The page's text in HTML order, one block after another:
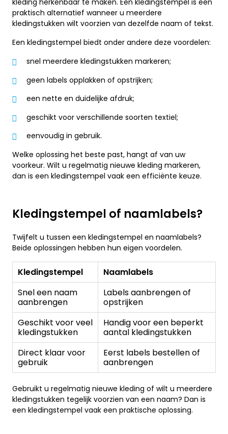
praktisch alternatief wanneer u meerdere
kledingstukken wilt voorzien van dezelfde naam of tekst.
Een kledingstempel biedt onder andere deze voordelen:
snel meerdere kledingstukken markeren;
geen labels opplakken of opstrijken;
een nette en duidelijke afdruk;
geschikt voor verschillende soorten textiel;
eenvoudig in gebruik.
Welke oplossing het beste past, hangt af van uw
voorkeur. Wilt u regelmatig nieuwe kleding markeren,
dan is een kledingstempel vaak een efficiënte keuze.
Kledingstempel of naamlabels?
Twijfelt u tussen een kledingstempel en naamlabels?
Beide oplossingen hebben hun eigen voordelen.
Kledingstempel
Naamlabels
Snel een naam
aanbrengen
Labels aanbrengen of
opstrijken
Geschikt voor veel
kledingstukken
Handig voor een beperkt
aantal kledingstukken
Direct klaar voor
gebruik
Eerst labels bestellen of
aanbrengen
Gebruikt u regelmatig nieuwe kleding of wilt u meerdere
kledingstukken tegelijk voorzien van een naam? Dan is
een kledingstempel vaak een praktische oplossing.